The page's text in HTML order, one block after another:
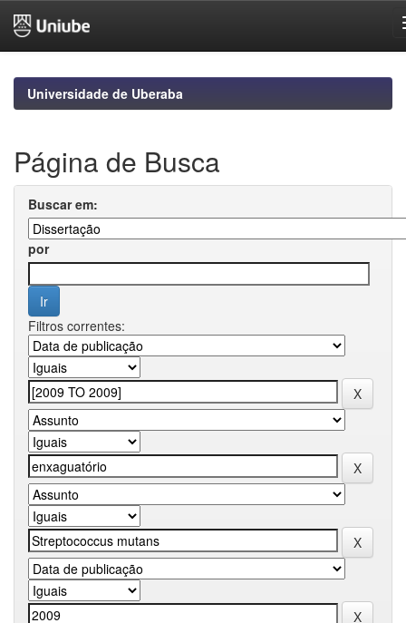
navigationUniversidade de Uberaba
Página de Busca
Buscar em:
por
Filtros correntes: